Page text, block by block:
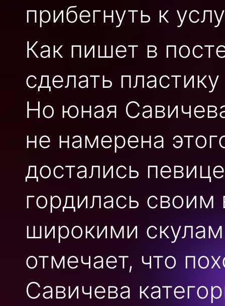
прибегнуть к
Как пишет в
сделать
Но юная
не намерена
достались
гордилась
широкими
отмечает, что
Савичева